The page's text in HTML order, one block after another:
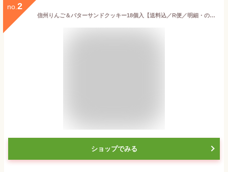
no. 2
信州りんご＆バターサンドクッキー18個入【送料込／R便／明細・のし不可】（信州長野県のお土産 お菓子 お取り寄せ ご当地 スイーツ りんごクッキー 林檎バターサンドクッキー 洋菓子 長野土産 長野お土産 通販）
ショップでみる